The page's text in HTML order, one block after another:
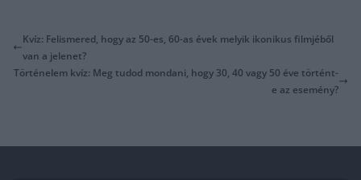
Kvíz: Felismered, hogy az 50-es, 60-as évek melyik ikonikus filmjéből
van a jelenet?
Történelem kvíz: Meg tudod mondani, hogy 30, 40 vagy 50 éve történt-
e az esemény?